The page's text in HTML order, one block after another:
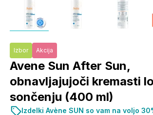
Izbor Akcija
Avene Sun After Sun,
obnavljajujoči kremasti
sončenju (400 ml)
Izdelki Avène SUN so vam na voljo